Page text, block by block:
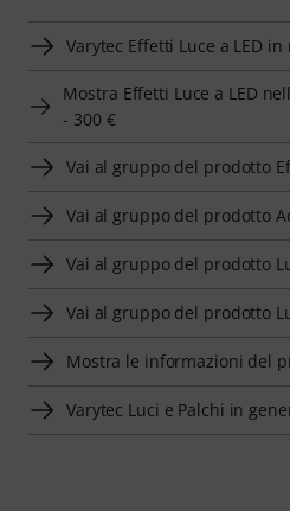
Varytec Effetti Luce a LED in
Mostra Effetti Luce a LED
- 300 €
Vai al gruppo del prodotto
Vai al gruppo del prodotto
Vai al gruppo del prodotto
Vai al gruppo del prodotto
Mostra le informazioni del
Varytec Luci e Palchi in